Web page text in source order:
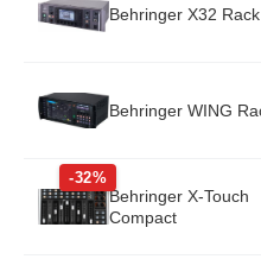
Behringer X32 Rack
Behringer WING
-32%
Behringer X-Touch
Compact